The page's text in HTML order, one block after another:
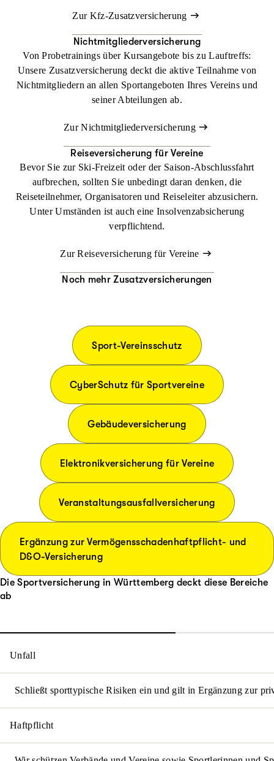
Zur Kfz-Zusatz­versicherung
Nichtmitglieder­­versicherung
Von Probetrainings über Kurs­angebote bis zu Lauftreffs:
Unsere Zusatz­versicherung deckt die aktive Teilnahme von
Nichtmitgliedern an allen Sportangeboten Ihres Vereins und
seiner Abteilungen ab.
Zur Nichtmitglieder­­versicherung
Reise­versicherung für Vereine
Bevor Sie zur Ski-Freizeit oder der Saison-Abschlussfahrt
aufbrechen, sollten Sie unbedingt daran denken, die
Reiseteilnehmer, Organisatoren und Reiseleiter abzusichern.
Unter Umständen ist auch eine Insolvenzabsicherung
verpflichtend.
Zur Reise­versicherung für Vereine
Noch mehr Zusatzversicherungen
Sport-Vereinsschutz
CyberSchutz für Sport­vereine
Gebäude­versicherung
Elektronikversicherung für Vereine
Veranstaltungs­ausfall­versicherung
Ergänzung zur Vermögensschadenhaftpflicht- und
D&O-Versicherung
Die Sportversicherung in Württemberg deckt diese Bereiche
ab
Unfall
Schließt sporttypische Risiken ein und gilt in Ergänzung zur
Haftpflicht